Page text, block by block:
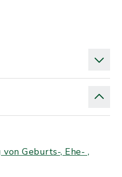
Geburts-, Ehe- ,